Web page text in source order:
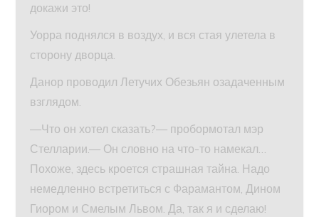
докажи это!
Уорра поднялся в воздух, и вся стая улетела в
сторону дворца.
Данор проводил Летучих Обезьян озадаченным
взглядом.
—Что он хотел сказать?— пробормотал мэр
Стелларии.— Он словно на что-то намекал…
Похоже, здесь кроется страшная тайна. Надо
немедленно встретиться с Фарамантом, Дином
Гиором и Смелым Львом. Да, так я и сделаю!